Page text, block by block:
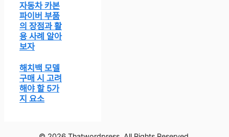
자동차 카본
파이버 부품
의 장점과 활
용 사례 알아
보자
해치백 모델
구매 시 고려
해야 할 5가
지 요소